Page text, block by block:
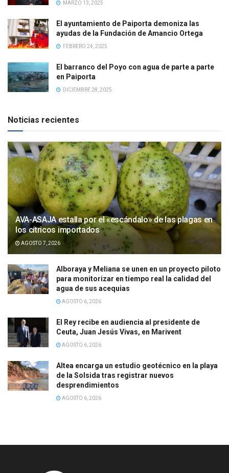
MARZO 13, 2025
El ayuntamiento de Paiporta demoniza las
ayudas de la Fundación de Amancio Ortega
FEBRERO 24, 2025
El barranco del Poyo con agua de parte a parte
en Paiporta
DICIEMBRE 28, 2025
Noticias recientes
AVA-ASAJA estalla por el «escándalo» de las plagas en
los cítricos importados
AGOSTO 7, 2026
Alboraya y Meliana se unen en un proyecto piloto
para monitorizar en tiempo real la calidad del
agua de sus acequias
AGOSTO 6, 2026
El Rey recibe en audiencia al presidente de
Ceuta, Juan Jesús Vivas, en Marivent
AGOSTO 6, 2026
Altea encarga un estudio geotécnico en la playa
de la Solsida tras registrar nuevos
desprendimientos
AGOSTO 6, 2026